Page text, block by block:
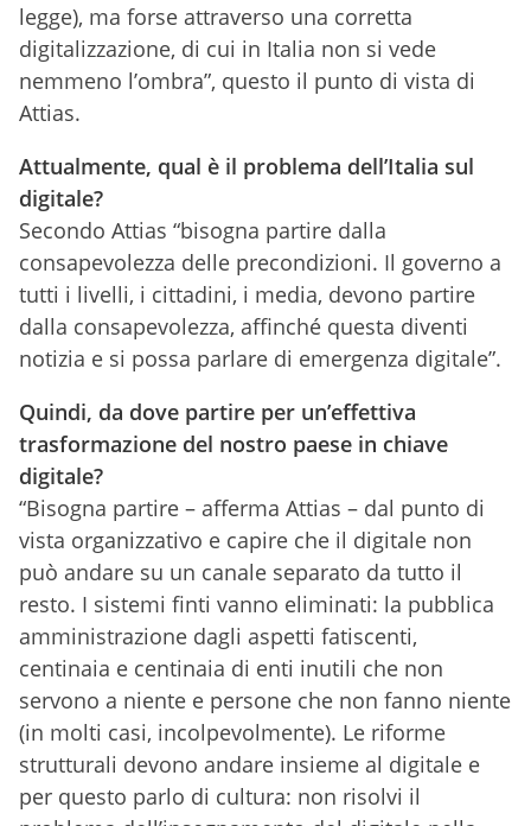
legge), ma forse attraverso una corretta
digitalizzazione, di cui in Italia non si vede
nemmeno l’ombra”, questo il punto di vista di
Attias.
Attualmente, qual è il problema dell’Italia sul
digitale?
Secondo Attias “bisogna partire dalla
consapevolezza delle precondizioni. Il governo a
tutti i livelli, i cittadini, i media, devono partire
dalla consapevolezza, affinché questa diventi
notizia e si possa parlare di emergenza digitale”.
Quindi, da dove partire per un’effettiva
trasformazione del nostro paese in chiave
digitale?
“Bisogna partire – afferma Attias – dal punto di
vista organizzativo e capire che il digitale non
può andare su un canale separato da tutto il
resto. I sistemi finti vanno eliminati: la pubblica
amministrazione dagli aspetti fatiscenti,
centinaia e centinaia di enti inutili che non
servono a niente e persone che non fanno niente
(in molti casi, incolpevolmente). Le riforme
strutturali devono andare insieme al digitale e
per questo parlo di cultura: non risolvi il